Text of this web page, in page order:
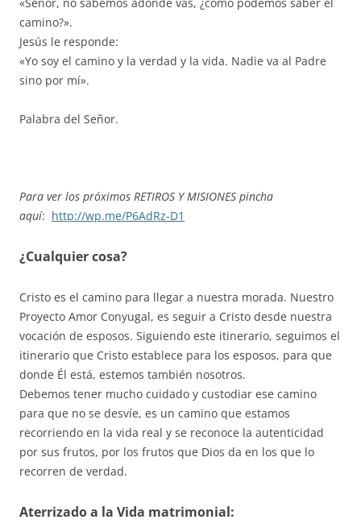
camino?».
Jesús le responde:
«Yo soy el camino y la verdad y la vida. Nadie va al Padre
sino por mí».
Palabra del Señor.
Para ver los próximos RETIROS Y MISIONES pincha
aquí: http://wp.me/P6AdRz-D1
¿Cualquier cosa?
Cristo es el camino para llegar a nuestra morada. Nuestro
Proyecto Amor Conyugal, es seguir a Cristo desde nuestra
vocación de esposos. Siguiendo este itinerario, seguimos el
itinerario que Cristo establece para los esposos, para que
donde Él está, estemos también nosotros.
Debemos tener mucho cuidado y custodiar ese camino
para que no se desvíe, es un camino que estamos
recorriendo en la vida real y se reconoce la autenticidad
por sus frutos, por los frutos que Dios da en los que lo
recorren de verdad.
Aterrizado a la Vida matrimonial: